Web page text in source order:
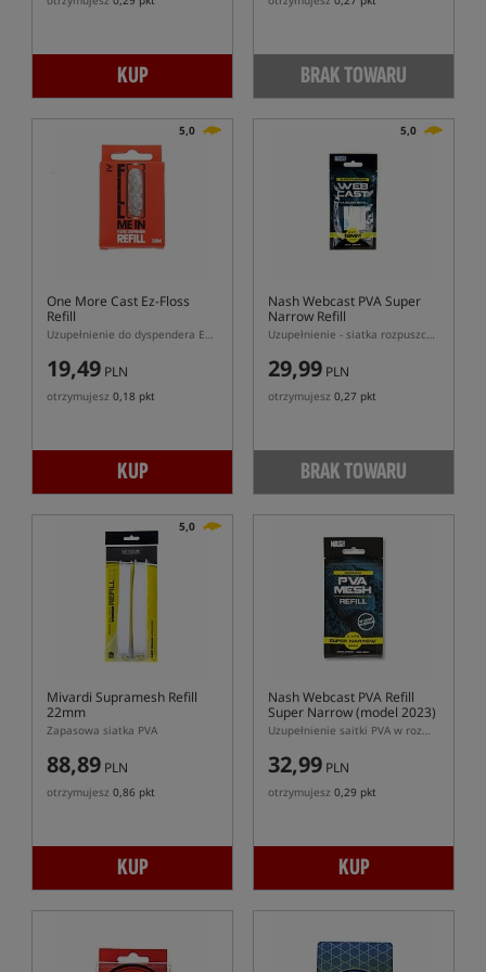
KUP BRAK TOWARU
5,0
One More Cast Ez-Floss
Refill
Uzupełnienie do dyspendera Ez-Floss
19,49 PLN
otrzymujesz 0,18 pkt
KUP
5,0
Nash Webcast PVA Super
Narrow Refill
Uzupełnienie - siatka rozpuszczana PVA super wąska
29,99 PLN
otrzymujesz 0,27 pkt
BRAK TOWARU
5,0
Mivardi Supramesh Refill
22mm
Zapasowa siatka PVA
88,89 PLN
otrzymujesz 0,86 pkt
KUP
Nash Webcast PVA Refill
Super Narrow (model 2023)
Uzupełnienie saitki PVA w rozmiarze Super Narrow (18mm)
32,99 PLN
otrzymujesz 0,29 pkt
KUP